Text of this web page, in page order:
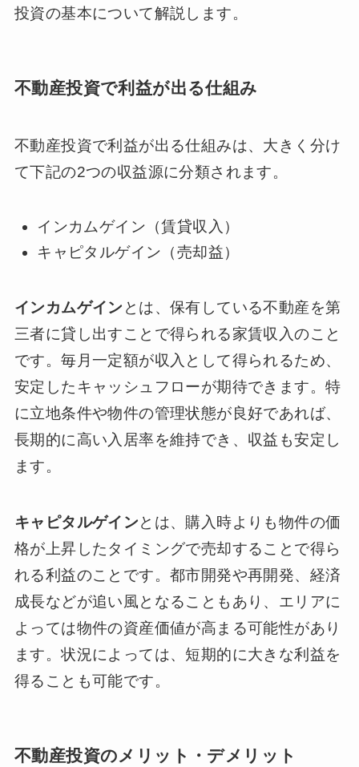
投資の基本について解説します。
不動産投資で利益が出る仕組み
不動産投資で利益が出る仕組みは、大きく分け
て下記の2つの収益源に分類されます。
インカムゲイン（賃貸収入）
キャピタルゲイン（売却益）
インカムゲイン とは、保有している不動産を第
三者に貸し出すことで得られる家賃収入のこと
です。毎月一定額が収入として得られるため、
安定したキャッシュフローが期待できます。特
に立地条件や物件の管理状態が良好であれば、
長期的に高い入居率を維持でき、収益も安定し
ます。
キャピタルゲインとは、購入時よりも物件の価
格が上昇したタイミングで売却することで得ら
れる利益のことです。都市開発や再開発、経済
成長などが追い風となることもあり、エリアに
よっては物件の資産価値が高まる可能性があり
ます。状況によっては、短期的に大きな利益を
得ることも可能です。
不動産投資のメリット・デメリット